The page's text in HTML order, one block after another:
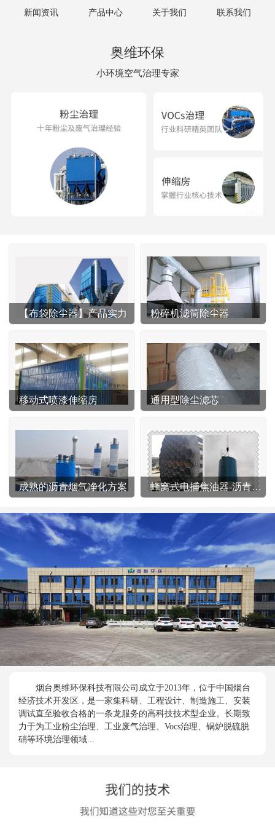
新闻资讯 产品中心 关于我们 联系我们
奥维环保
小环境空气治理专家
【布袋除尘器】产品实力 粉碎机滤筒除尘器
移动式喷漆伸缩房 通用型除尘滤芯
成熟的沥青烟气净化方案 蜂窝式电捕焦油器-沥青站专用
烟台奥维环保科技有限公司成立于2013年，位于中国烟台
经济技术开发区，是一家集科研、工程设计、制造施工、安装
调试直至验收合格的一条龙服务的高科技技术型企业。长期致
力于为工业粉尘治理、工业废气治理、Vocs治理、锅炉脱硫脱
硝等环境治理领域...